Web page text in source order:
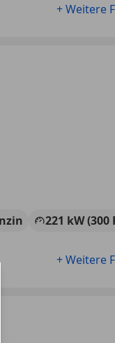
+ Weitere
221 kW (300
+ Weitere